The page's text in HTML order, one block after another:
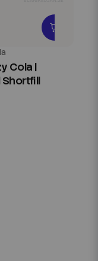
Cola |
Shortfill